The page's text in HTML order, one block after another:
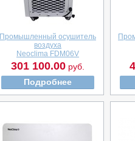
Промышленный осушитель
воздуха
Neoclima FDM06V
301 100.00 руб.
Подробнее